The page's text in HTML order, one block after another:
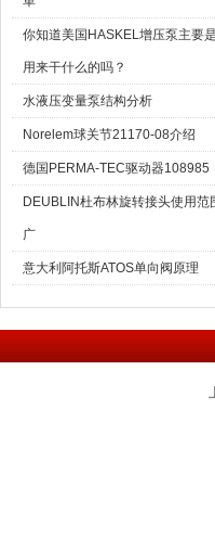
你知道美国HASKEL增压泵主要是
用来干什么的吗？
水液压变量泵结构分析
Norelem球关节21170-08介绍
德国PERMA-TEC驱动器108985
DEUBLIN杜布林旋转接头使用范
广
意大利阿托斯ATOS单向阀原理